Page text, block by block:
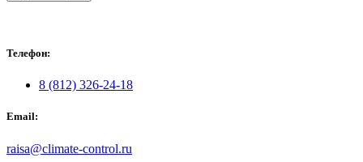
Телефон:
8 (812) 326-24-18
Email:
raisa@climate-control.ru